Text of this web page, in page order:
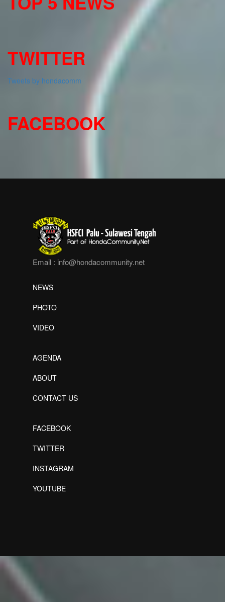
TWITTER
Tweets by hondacomm
FACEBOOK
Email : info@hondacommunity.net
NEWS
PHOTO
VIDEO
AGENDA
ABOUT
CONTACT US
FACEBOOK
TWITTER
INSTAGRAM
YOUTUBE